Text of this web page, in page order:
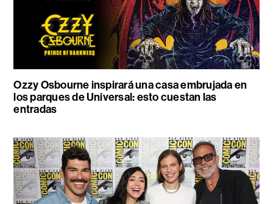
Ozzy Osbourne inspirará una casa embrujada en
los parques de Universal: esto cuestan las
entradas